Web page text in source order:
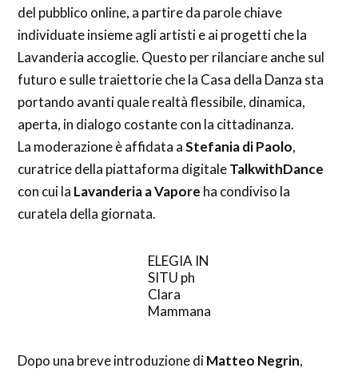
del pubblico online, a partire da parole chiave
individuate insieme agli artisti e ai progetti che la
Lavanderia accoglie. Questo per rilanciare anche sul
futuro e sulle traiettorie che la Casa della Danza sta
portando avanti quale realtà flessibile, dinamica,
aperta, in dialogo costante con la cittadinanza.
La moderazione è affidata aStefania di Paolo,
curatrice della piattaforma digitaleTalkwithDance
con cui la Lavanderia a Vapore ha condiviso la
curatela della giornata.
ELEGIA IN
SITU ph
Clara
Mammana
Dopo una breve introduzione diMatteo Negrin,